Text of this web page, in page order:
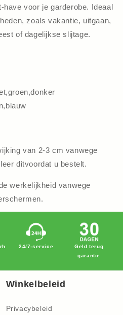
have voor je garderobe. Ideaal
zoals vakantie, uitgaan,
of dagelijkse slijtage.
van 2-3 cm vanwege
ditvoordat u bestelt.
werkelijkheid vanwege
24/7-service
Geld terug
garantie
Winkelbeleid
Privacybeleid